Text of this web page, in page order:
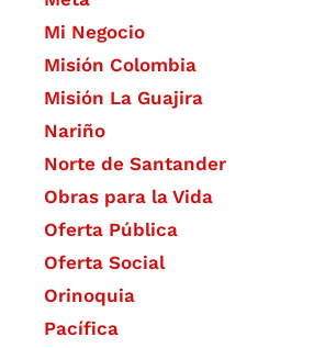
Mi Negocio
Misión Colombia
Misión La Guajira
Nariño
Norte de Santander
Obras para la Vida
Oferta Pública
Oferta Social​​
Orinoquia
Pacífica